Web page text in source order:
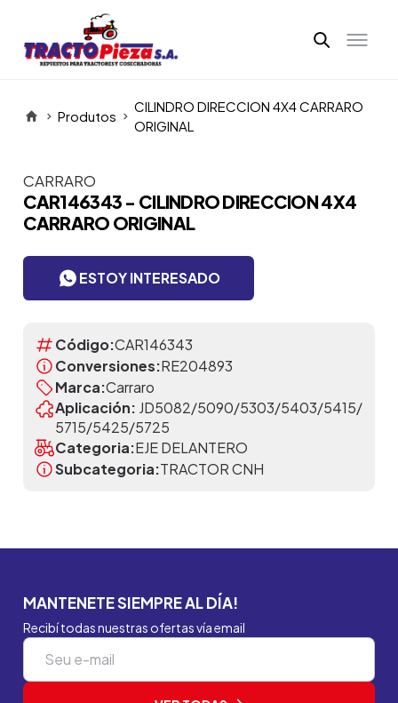
Produtos
CILINDRO DIRECCION 4X4 CARRARO
ORIGINAL
Itens da Galeria
CARRARO
CAR146343 - CILINDRO DIRECCION 4X4
CARRARO ORIGINAL
ESTOY INTERESADO
Código:CAR146343
Conversiones:RE204893
Marca:Carraro
Aplicación: JD5082/5090/5303/5403/5415/
5715/5425/5725
Categoria:EJE DELANTERO
Subcategoria:TRACTOR CNH
MANTENETE SIEMPRE AL DÍA!
Recibí todas nuestras ofertas vía email